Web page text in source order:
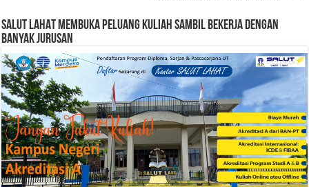
SALUT LAHAT MEMBUKA PELUANG KULIAH SAMBIL BEKERJA DENGAN
BANYAK JURUSAN